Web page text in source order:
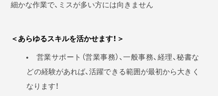
細かな作業で、ミスが多い方には向きません
＜あらゆるスキルを活かせます！＞
営業サポート（営業事務）、一般事務、経理、秘書な
どの経験があれば、活躍できる範囲が最初から大きく
なります！